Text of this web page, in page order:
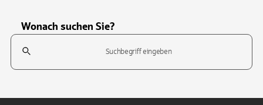
Wonach suchen Sie?
Suchfeld